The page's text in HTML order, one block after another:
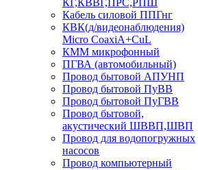
КГ,КВВГ,ПРС,РПШ
Кабель силовой ППГнг
КВК(д/видеонаблюдения)
Micro CoaxiA+CuL
КММ микрофонный
ПГВА (автомобильный)
Провод бытовой АПУНП
Провод бытовой ПуВВ
Провод бытовой ПуГВВ
Провод бытовой,
акустический ШВВП,ШВП
Провод для водопогружных
насосов
Провод компьютерный